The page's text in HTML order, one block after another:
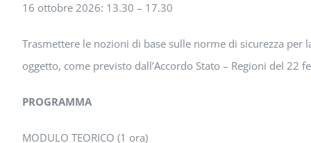
16 ottobre 2026: 13.30 – 17.30
Trasmettere le nozioni di base sulle norme di sicurezza per
oggetto, come previsto dall’Accordo Stato – Regioni del 22
PROGRAMMA
MODULO TEORICO (1 ora)